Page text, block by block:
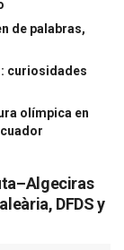
de palabras,
curiosidades
olímpica en
DFDS y